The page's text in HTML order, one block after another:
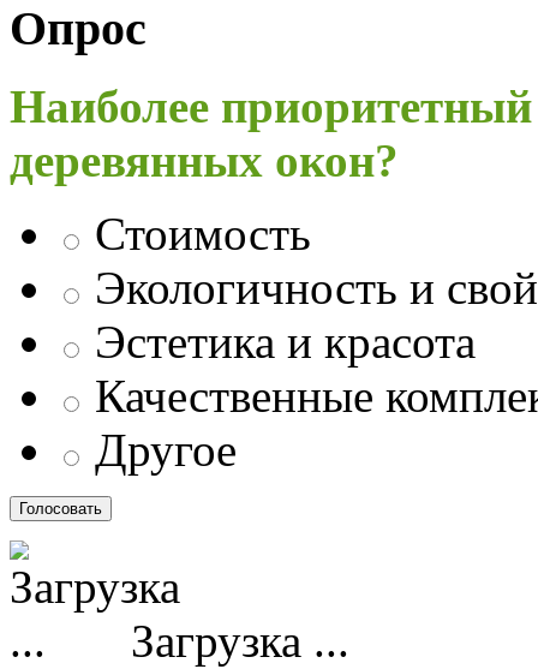
Опрос
Наиболее
деревянных окон?
Стоимость
Экологичность и
Эстетика и красота
Качественные
Другое
Загрузка ...